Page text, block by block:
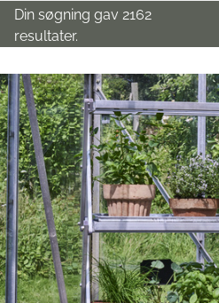
Din søgning gav 2162
resultater.